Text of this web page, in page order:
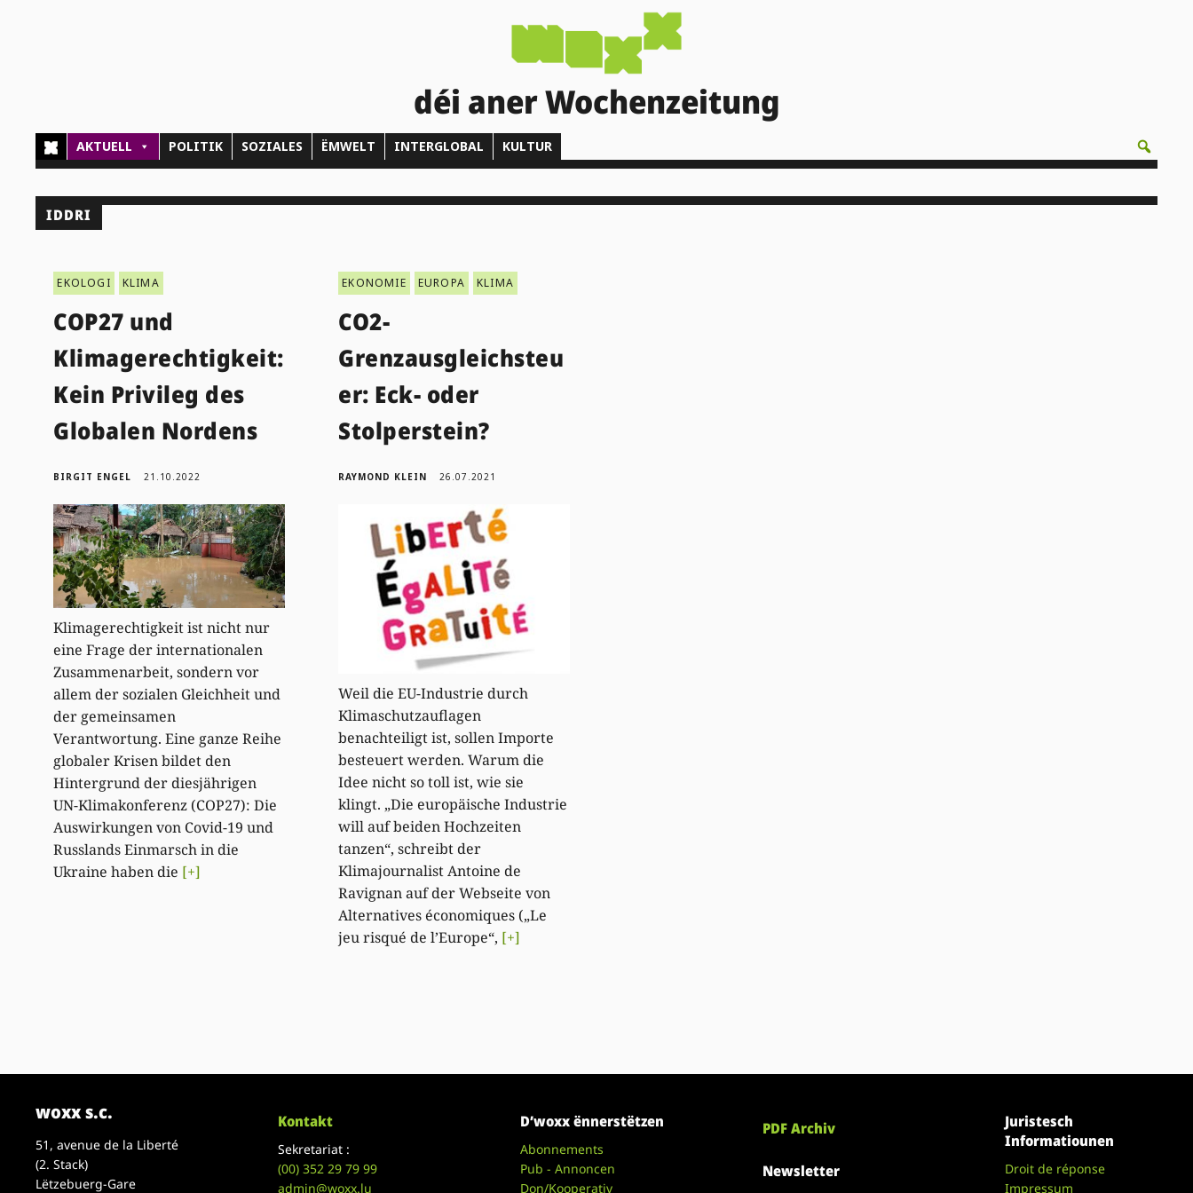
déi aner Wochenzeitung
AKTUELL POLITIK SOZIALES ËMWELT INTERGLOBAL KULTUR
IDDRI
EKOLOGI KLIMA
COP27 und
Klimagerechtigkeit:
Kein Privileg des
Globalen Nordens
BIRGIT ENGEL 21.10.2022
Klimagerechtigkeit ist nicht nur
eine Frage der internationalen
Zusammenarbeit, sondern vor
allem der sozialen Gleichheit und
der gemeinsamen
Verantwortung. Eine ganze Reihe
globaler Krisen bildet den
Hintergrund der diesjährigen
UN-Klimakonferenz (COP27): Die
Auswirkungen von Covid-19 und
Russlands Einmarsch in die
Ukraine haben die [+]
EKONOMIE EUROPA KLIMA
CO2-
Grenzausgleichsteu
er: Eck- oder
Stolperstein?
RAYMOND KLEIN 26.07.2021
Weil die EU-Industrie durch
Klimaschutzauflagen
benachteiligt ist, sollen Importe
besteuert werden. Warum die
Idee nicht so toll ist, wie sie
klingt. „Die europäische Industrie
will auf beiden Hochzeiten
tanzen“, schreibt der
Klimajournalist Antoine de
Ravignan auf der Webseite von
Alternatives économiques („Le
jeu risqué de l’Europe“, [+]
woxx s.c.
51, avenue de la Liberté
(2. Stack)
Lëtzebuerg-Gare
Kontakt
Sekretariat :
(00)352 29 79 99
admin@woxx.lu
D’woxx ënnerstëtzen
Abonnements
Pub - Annoncen
Don/Kooperativ
PDF Archiv
Newsletter
Juristesch
Informatiounen
Droit de réponse
Impressum